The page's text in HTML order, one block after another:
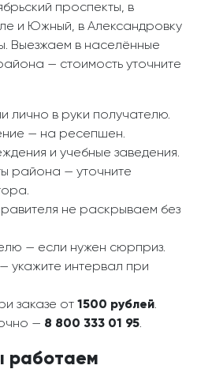
проспекты, в
и Южный, в Александровку
Выезжаем в населённые
— стоимость уточните
лично в руки получателю.
— на ресепшен.
и учебные заведения.
района — уточните
не раскрываем без
— если нужен сюрприз.
укажите интервал при
заказе от 1500 рублей.
— 8 800 333 01 95.
работаем